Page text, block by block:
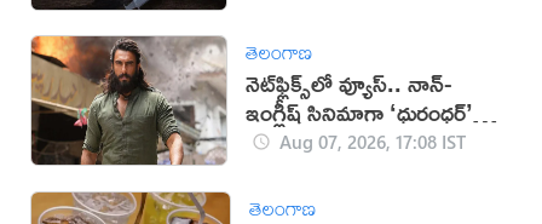
తెలంగాణ
నెట్‌ఫ్లిక్స్‌లో వ్యూస్.. నాన్-
ఇంగ్లీష్ సినిమాగా ‘ధురంధర్’
రికార్డుAug 07, 2026, 17:08 IST
తెలంగాణ